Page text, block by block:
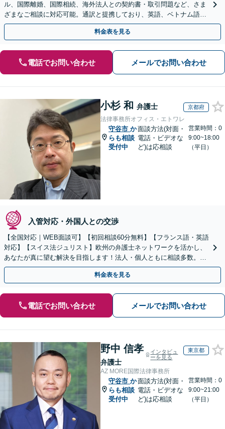
ル、国際離婚、国際相続、海外法人との契約書・取引問題など、さま
ざまなご相談に対応可能。通訳と提携しており、英語、ベトナム語、
中国語、タイ語等対応可能です（通訳料別途）。
料金表を見る
電話でお問い合わせ メールでお問い合わせ
小杉 和 弁護士 京都府
法律事務所オフィス・エトワレ
守谷市 か
らも相談
受付中
面談方法(対面・
電話・ビデオな
ど)は応相談
営業時間：0
9:00~18:00
（平日）
入管対応・外国人との交渉
【全国対応｜WEB面談可】【初回相談60分無料】【フランス語・英語
対応】【スイス法ジュリスト】欧州の弁護士ネットワークを活かし、
あなたが真に望む解決を目指します！法人・個人ともに相談多数。細
やかな連絡と粘り強い交渉を徹底【休日・夜間相談可】
料金表を見る
電話でお問い合わせ メールでお問い合わせ
野中 信孝
弁護士
インタビュ
ーを見る
東京都
AZ MORE国際法律事務所
守谷市 か
らも相談
受付中
面談方法(対面・
電話・ビデオな
ど)は応相談
営業時間：0
9:00~21:00
（平日）